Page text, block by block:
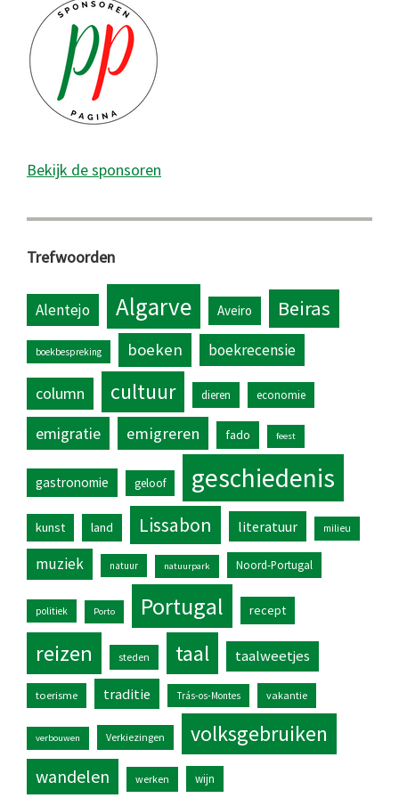
Bekijk de sponsoren
Trefwoorden
Alentejo Algarve Aveiro Beiras
boekbespreking boeken boekrecensie
column cultuur dieren economie
emigratie emigreren fado feest
gastronomie geloof geschiedenis
kunst land Lissabon literatuur milieu
muziek natuur natuurpark Noord-Portugal
politiek Porto Portugal recept
reizen steden taal taalweetjes
toerisme traditie Trás-os-Montes vakantie
verbouwen Verkiezingen volksgebruiken
wandelen werken wijn